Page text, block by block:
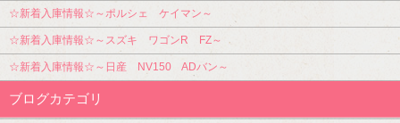
☆新着入庫情報☆～ポルシェ ケイマン～
☆新着入庫情報☆～スズキ ワゴンR FZ～
☆新着入庫情報☆～日産 NV150 ADバン～
ブログカテゴリ